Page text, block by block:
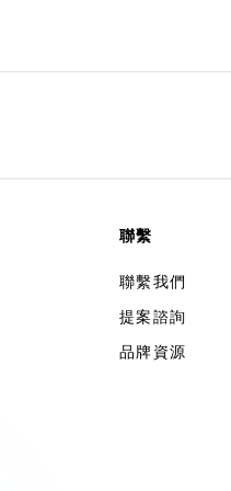
聯繫
聯繫我們
提案諮詢
品牌資源